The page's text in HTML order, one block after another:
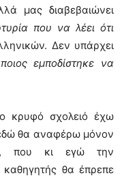
μας διαβεβαιώνει
που να λέει ότι
Δεν υπάρχει
εμποδίστηκε να
κρυφό σχολειό έχω
θα αναφέρω μόνον
που κι εγώ την
θα έπρεπε